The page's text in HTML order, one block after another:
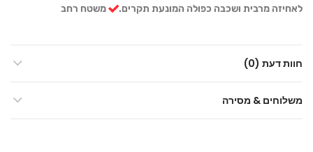
לאחיזה מרבית ושכבה כפולה המונעת תקרים.
משטח רחב
חוות דעת (0)
משלוחים & מסירה